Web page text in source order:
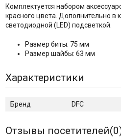
Комплектуется набором
красного цвета. Дополнительно в
светодиодной (LED) подсветкой.
Размер биты: 75 мм
Размер шайбы: 63 мм
Характеристики
Бренд DFC
Отзывы посетителей(0